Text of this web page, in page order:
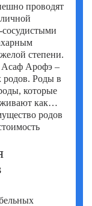
проводят
сосудистыми
степени.
Асаф Арофэ –
родов. Роды в
которые
как
родов